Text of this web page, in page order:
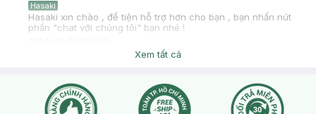
Hasaki
Hasaki xin chào , để tiện hỗ trợ hơn cho bạn , bạn nhấn nút
phần "chat với chúng tôi" bạn nhé !
Xem tất cả